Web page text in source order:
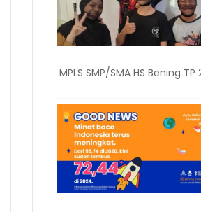
MPLS SMP/SMA HS Bening